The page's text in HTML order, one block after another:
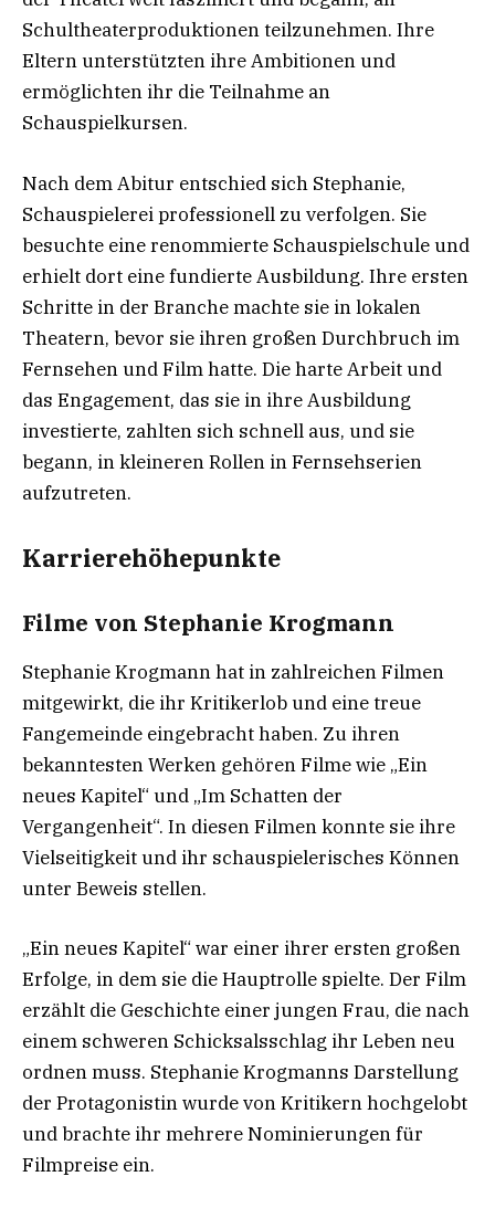
Schultheaterproduktionen teilzunehmen. Ihre
Eltern unterstützten ihre Ambitionen und
ermöglichten ihr die Teilnahme an
Schauspielkursen.
Nach dem Abitur entschied sich Stephanie,
Schauspielerei professionell zu verfolgen. Sie
besuchte eine renommierte Schauspielschule und
erhielt dort eine fundierte Ausbildung. Ihre ersten
Schritte in der Branche machte sie in lokalen
Theatern, bevor sie ihren großen Durchbruch im
Fernsehen und Film hatte. Die harte Arbeit und
das Engagement, das sie in ihre Ausbildung
investierte, zahlten sich schnell aus, und sie
begann, in kleineren Rollen in Fernsehserien
aufzutreten.
Karrierehöhepunkte
Filme von Stephanie Krogmann
Stephanie Krogmann hat in zahlreichen Filmen
mitgewirkt, die ihr Kritikerlob und eine treue
Fangemeinde eingebracht haben. Zu ihren
bekanntesten Werken gehören Filme wie „Ein
neues Kapitel“ und „Im Schatten der
Vergangenheit“. In diesen Filmen konnte sie ihre
Vielseitigkeit und ihr schauspielerisches Können
unter Beweis stellen.
„Ein neues Kapitel“ war einer ihrer ersten großen
Erfolge, in dem sie die Hauptrolle spielte. Der Film
erzählt die Geschichte einer jungen Frau, die nach
einem schweren Schicksalsschlag ihr Leben neu
ordnen muss. Stephanie Krogmanns Darstellung
der Protagonistin wurde von Kritikern hochgelobt
und brachte ihr mehrere Nominierungen für
Filmpreise ein.